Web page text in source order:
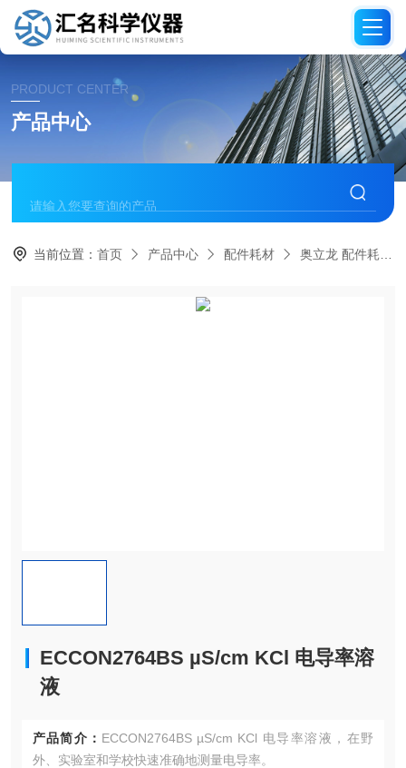
PRODUCT CENTER
产品中心
当前位置：首页 产品中心 配件耗材 奥立龙 配件耗材
ECCON2764BS µS/cm KCl 电导率溶
液
产品简介： ECCON2764BS µS/cm KCl 电导率溶液，在野
外、实验室和学校快速准确地测量电导率。